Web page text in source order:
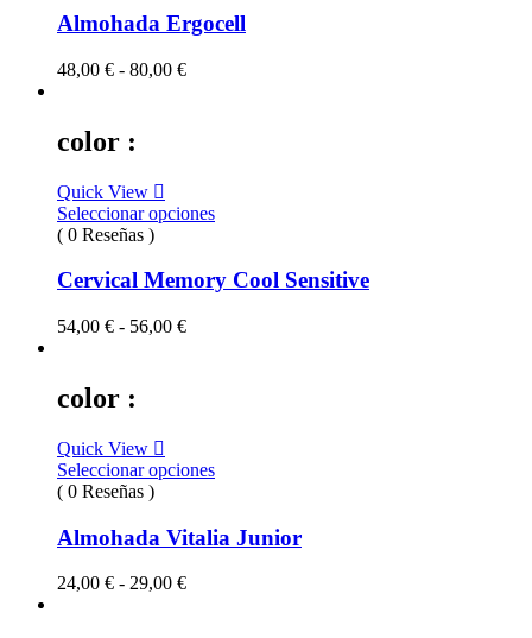
Almohada Ergocell
48,00 € - 80,00 €Rango
color :
Quick View
Seleccionar opciones
( 0 Reseñas )
Cervical Memory Cool Sensitive
54,00 € - 56,00 €Rango
color :
Quick View
Seleccionar opciones
( 0 Reseñas )
Almohada Vitalia Junior
24,00 € - 29,00 €Rango